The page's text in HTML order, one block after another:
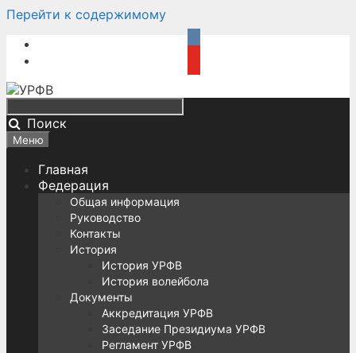
Перейти к содержимому
Поиск
Меню
Главная
Федерация
Общая информация
Руководство
Контакты
История
История УРФВ
История волейбола
Документы
Аккредитация УРФВ
Заседание Президиума УРФВ
Регламент УРФВ